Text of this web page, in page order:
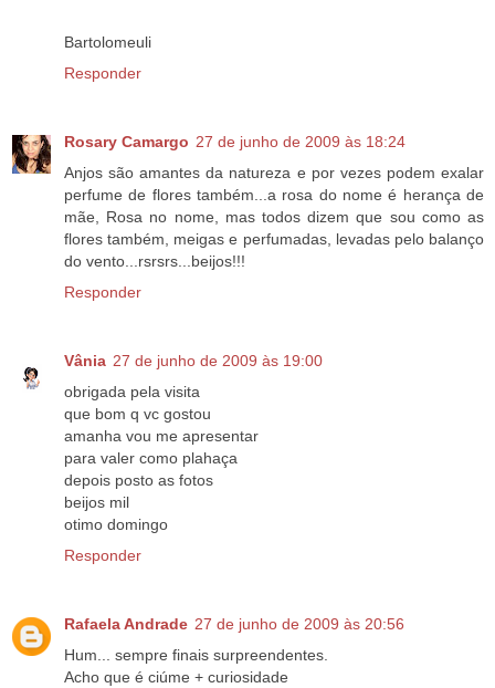
Bartolomeuli
Responder
Rosary Camargo 27 de junho de 2009 às 18:24
Anjos são amantes da natureza e por vezes podem exalar
perfume de flores também...a rosa do nome é herança de
mãe, Rosa no nome, mas todos dizem que sou como as
flores também, meigas e perfumadas, levadas pelo balanço
do vento...rsrsrs...beijos!!!
Responder
Vânia 27 de junho de 2009 às 19:00
obrigada pela visita
que bom q vc gostou
amanha vou me apresentar
para valer como plahaça
depois posto as fotos
beijos mil
otimo domingo
Responder
Rafaela Andrade 27 de junho de 2009 às 20:56
Hum... sempre finais surpreendentes.
Acho que é ciúme + curiosidade